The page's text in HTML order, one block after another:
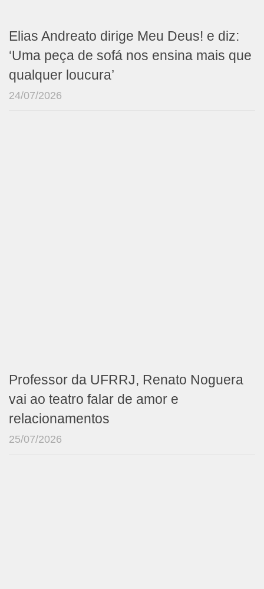
Elias Andreato dirige Meu Deus! e diz:
‘Uma peça de sofá nos ensina mais que
qualquer loucura’
24/07/2026
Professor da UFRRJ, Renato Noguera
vai ao teatro falar de amor e
relacionamentos
25/07/2026